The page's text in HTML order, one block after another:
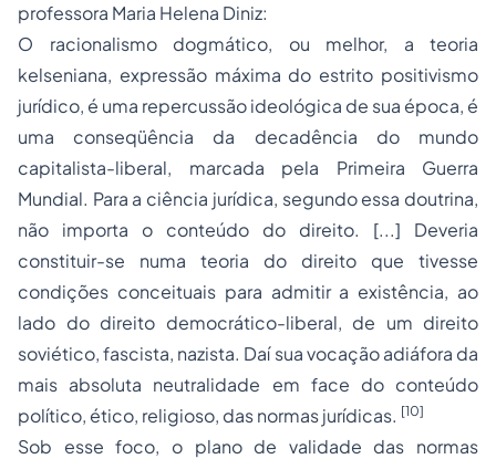
professora Maria Helena Diniz:
O racionalismo dogmático, ou melhor, a teoria
kelseniana, expressão máxima do estrito positivismo
jurídico, é uma repercussão ideológica de sua época, é
uma conseqüência da decadência do mundo
capitalista-liberal, marcada pela Primeira Guerra
Mundial. Para a ciência jurídica, segundo essa doutrina,
não importa o conteúdo do direito. [...] Deveria
constituir-se numa teoria do direito que tivesse
condições conceituais para admitir a existência, ao
lado do direito democrático-liberal, de um direito
soviético, fascista, nazista. Daí sua vocação adiáfora da
mais absoluta neutralidade em face do conteúdo
político, ético, religioso, das normas jurídicas. [10]
Sob esse foco, o plano de validade das normas